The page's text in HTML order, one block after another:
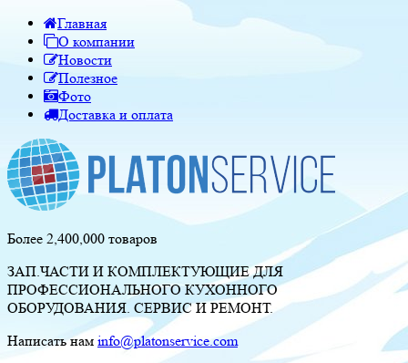
Главная
О компании
Новости
Полезное
Фото
Доставка и оплата
Более 2,400,000 товаров
ЗАП.ЧАСТИ И КОМПЛЕКТУЮЩИЕ ДЛЯ
ПРОФЕССИОНАЛЬНОГО КУХОННОГО
ОБОРУДОВАНИЯ. СЕРВИС И РЕМОНТ.
Написать нам info@platonservice.com